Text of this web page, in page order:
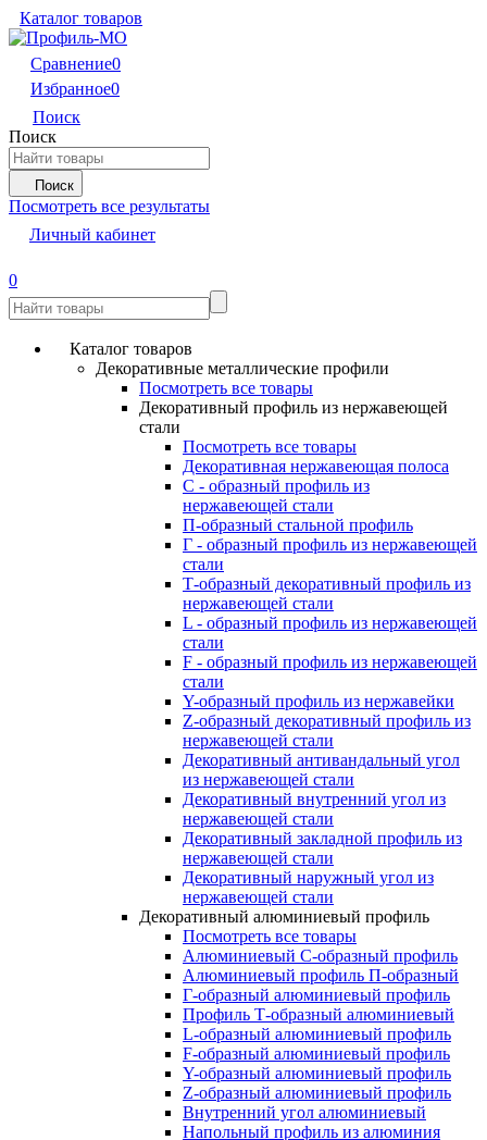
Каталог товаров
Сравнение0
Избранное0
Поиск
Поиск
Поиск
Посмотреть все результаты
Личный кабинет
0
Каталог товаров
Декоративные металлические профили
Посмотреть все товары
Декоративный профиль из нержавеющей
стали
Посмотреть все товары
Декоративная нержавеющая полоса
С - образный профиль из
нержавеющей стали
П-образный стальной профиль
Г - образный профиль из нержавеющей
стали
Т-образный декоративный профиль из
нержавеющей стали
L - образный профиль из нержавеющей
стали
F - образный профиль из нержавеющей
стали
Y-образный профиль из нержавейки
Z-образный декоративный профиль из
нержавеющей стали
Декоративный антивандальный угол
из нержавеющей стали
Декоративный внутренний угол из
нержавеющей стали
Декоративный закладной профиль из
нержавеющей стали
Декоративный наружный угол из
нержавеющей стали
Декоративный алюминиевый профиль
Посмотреть все товары
Алюминиевый С-образный профиль
Алюминиевый профиль П-образный
Г-образный алюминиевый профиль
Профиль Т-образный алюминиевый
L-образный алюминиевый профиль
F-образный алюминиевый профиль
Y-образный алюминиевый профиль
Z-образный алюминиевый профиль
Внутренний угол алюминиевый
Напольный профиль из алюминия